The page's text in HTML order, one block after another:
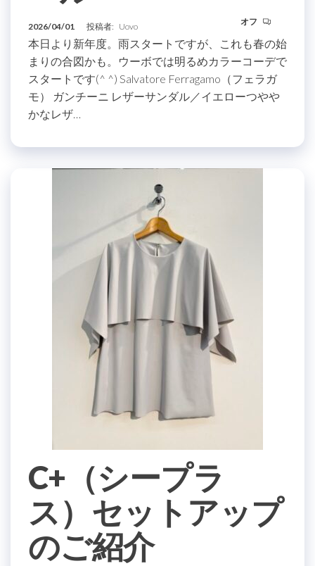
2026/04/01 投稿者: Uovo オフ
本日より新年度。雨スタートですが、これも春の始
まりの合図かも。ウーボでは明るめカラーコーデで
スタートです(^ ^) Salvatore Ferragamo（フェラガ
モ） ガンチーニ レザーサンダル／イエローつやや
かなレザ…
C+（シープラ
ス）セットアップ
のご紹介